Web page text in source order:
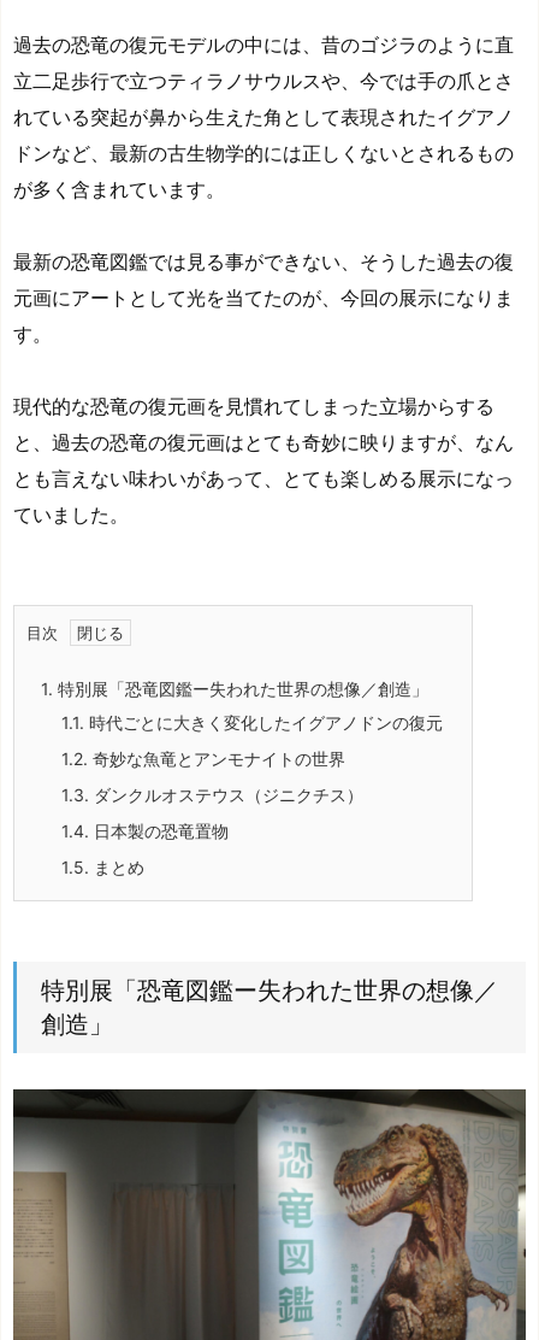
過去の恐竜の復元モデルの中には、昔のゴジラのように直
立二足歩行で立つティラノサウルスや、今では手の爪とさ
れている突起が鼻から生えた角として表現されたイグアノ
ドンなど、最新の古生物学的には正しくないとされるもの
が多く含まれています。
最新の恐竜図鑑では見る事ができない、そうした過去の復
元画にアートとして光を当てたのが、今回の展示になりま
す。
現代的な恐竜の復元画を見慣れてしまった立場からする
と、過去の恐竜の復元画はとても奇妙に映りますが、なん
とも言えない味わいがあって、とても楽しめる展示になっ
ていました。
目次
1. 特別展「恐竜図鑑ー失われた世界の想像／創造」
1.1. 時代ごとに大きく変化したイグアノドンの復元
1.2. 奇妙な魚竜とアンモナイトの世界
1.3. ダンクルオステウス（ジニクチス）
1.4. 日本製の恐竜置物
1.5. まとめ
特別展「恐竜図鑑ー失われた世界の想像／
創造」